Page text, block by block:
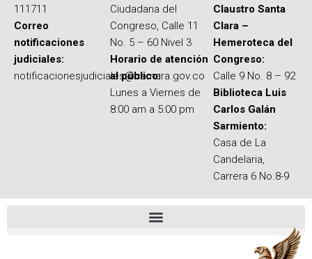
111711
Correo
notificaciones
judiciales:
notificacionesjudiciales@camara.gov.co
Ciudadana del
Congreso, Calle 11
No. 5 – 60 Nivel 3
Horario de atención
al público:
Lunes a Viernes de
8:00 am a 5:00 pm
Claustro Santa
Clara –
Hemeroteca del
Congreso:
Calle 9 No. 8 – 92
Biblioteca Luis
Carlos Galán
Sarmiento:
Casa de La
Candelaria,
Carrera 6 No.8-9